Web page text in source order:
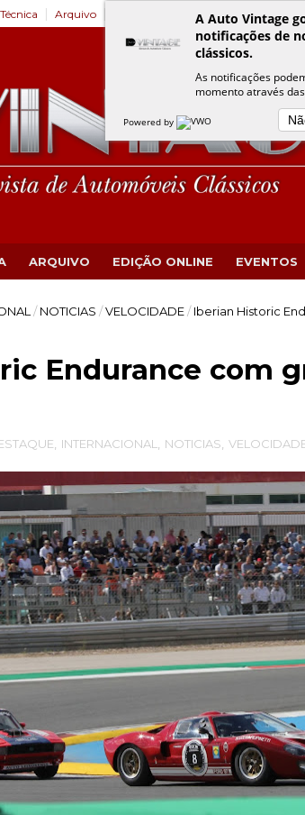
Arquivo Eventos VINTAGE
ARQUIVO EDIÇÃO ONLINE EVENTOS
/ NOTICIAS / VELOCIDADE / Iberian Historic
Endurance com
INTERNACIONAL NOTICIAS
A Auto Vintage
notificações de
clássicos.
As notificações
momento através
Powered by